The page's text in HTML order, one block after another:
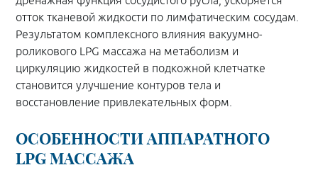
отток тканевой жидкости по лимфатическим сосудам.
Результатом комплексного влияния вакуумно-
роликового LPG массажа на метаболизм и
циркуляцию жидкостей в подкожной клетчатке
становится улучшение контуров тела и
восстановление привлекательных форм.
ОСОБЕННОСТИ АППАРАТНОГО
LPG МАССАЖА